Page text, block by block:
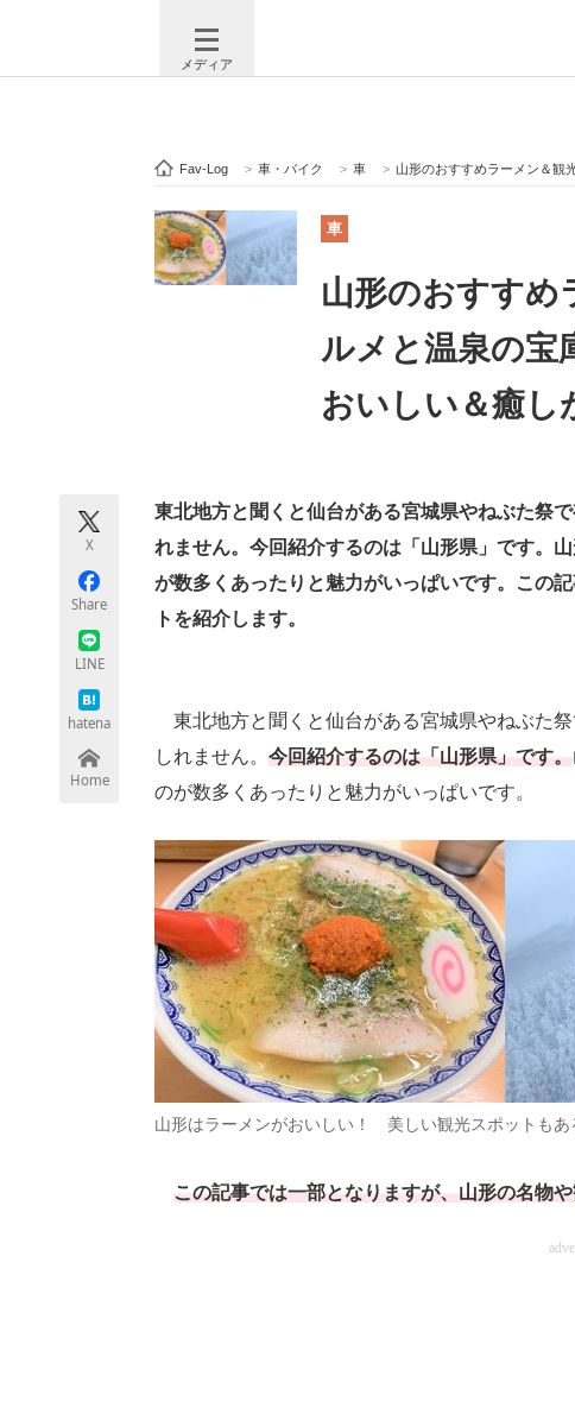
メディア
注目記事を集めた総合ページ ITの今と未来を
ビジネスと働き方のヒント AI活用のいまが
ITエンジニア向け専門サイト 企業向けIT製品の
モノづくり技術者専門サイト エレクトロニクス
ちょっと気になるネットの話題
Fav-Log > 車・バイク > 車 > 山形のおすすめラーメン＆観光ス
車
山形のおすす
ルメと温泉の宝
おいしい＆癒し
X
Share
LINE
hatena
Home
東北地方と聞くと仙台がある宮城県やねぶた祭
れません。今回紹介するのは「山形県」です。
が数多くあったりと魅力がいっぱいです。この
トを紹介します。
東北地方と聞くと仙台がある宮城県やねぶた
しれません。 今回紹介するのは「山形県」です。
のが数多くあったりと魅力がいっぱいです。
山形はラーメンがおいしい！ 美しい観光スポットもあ
この記事では一部となりますが、山形の名物